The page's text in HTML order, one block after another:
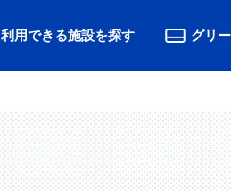
利用できる施設を探す グリ